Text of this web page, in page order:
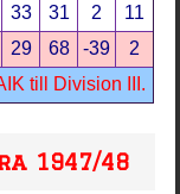
33 31 2
11
29 68 -39
2
till Division III.
1947/48